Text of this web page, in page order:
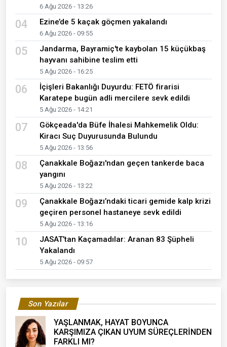
6 Ağu 2026 - 13:26
04 Ezine’de 5 kaçak göçmen yakalandı
6 Ağu 2026 - 09:55
05
Jandarma, Bayramiç'te kaybolan 15 küçükbaş
hayvanı sahibine teslim etti
5 Ağu 2026 - 16:25
06
İçişleri Bakanlığı Duyurdu: FETÖ firarisi
Karatepe bugün adli mercilere sevk edildi
5 Ağu 2026 - 14:21
07
Gökçeada'da Büfe İhalesi Mahkemelik Oldu:
Kiracı Suç Duyurusunda Bulundu
5 Ağu 2026 - 13:56
08
Çanakkale Boğazı'ndan geçen tankerde baca
yangını
5 Ağu 2026 - 13:22
09
Çanakkale Boğazı’ndaki ticari gemide kalp krizi
geçiren personel hastaneye sevk edildi
5 Ağu 2026 - 13:16
10
JASAT’tan Kaçamadılar: Aranan 83 Şüpheli
Yakalandı
5 Ağu 2026 - 09:57
Son Yazılar
YAŞLANMAK, HAYAT BOYUNCA
KARŞIMIZA ÇIKAN UYUM SÜREÇLERİNDEN
FARKLI MI?